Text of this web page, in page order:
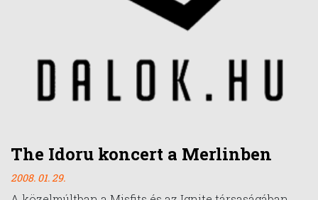
The Idoru koncert a Merlinben
2008. 01. 29.